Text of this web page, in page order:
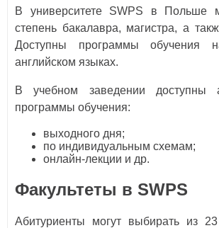
В университете SWPS в Польше
степень бакалавра, магистра, а
Доступны программы обучения
английском языках.
В учебном заведении доступны
программы обучения:
выходного дня;
по индивидуальным схемам;
онлайн-лекции и др.
Факультеты в SWPS
Абитуриенты могут выбирать из